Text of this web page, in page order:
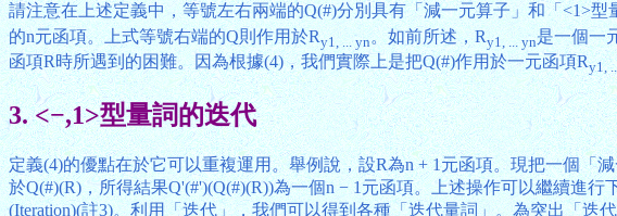
請注意在上述定義中，等號左右兩端的Q(#)分別具有「減一元算子」和「<1>
的n元函項。上式等號右端的Q則作用於Ry1, ... yn。如前所述，Ry1, ... yn是一個一
函項R時所遇到的困難。因為根據(4)，我們實際上是把Q(#)作用於一元函項Ry1,
3. <−,1>型量詞的迭代
定義(4)的優點在於它可以重複運用。舉例說，設R為n + 1元函項。現把一個「
於Q(#)(R)，所得結果Q'(#')(Q(#)(R))為一個n − 1元函項。上述操作可以繼續進
(Iteration)(註3)。利用「迭代」，我們可以得到各種「迭代量詞」。為突出「迭